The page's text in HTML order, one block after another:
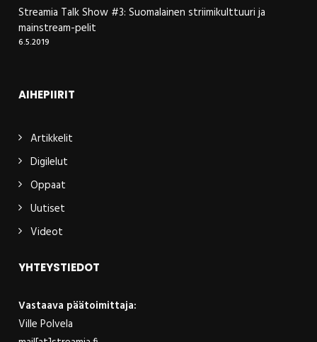
Streamia Talk Show #3: Suomalainen striimikulttuuri ja
mainstream-pelit
6.5.2019
AIHEPIIRIT
Artikkelit
Digilelut
Oppaat
Uutiset
Videot
YHTEYSTIEDOT
Vastaava päätoimittaja:
Ville Polvela